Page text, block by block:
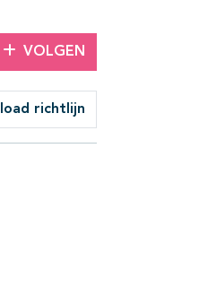
VOLGEN
richtlijn